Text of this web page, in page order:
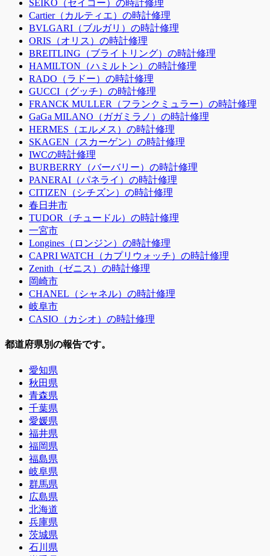
SEIKO（セイコー）の時計修理
Cartier（カルティエ）の時計修理
BVLGARI（ブルガリ）の時計修理
ORIS（オリス）の時計修理
BREITLING（ブライトリング）の時計修理
HAMILTON（ハミルトン）の時計修理
RADO（ラドー）の時計修理
GUCCI（グッチ）の時計修理
FRANCK MULLER（フランクミュラー）の時計修理
GaGa MILANO（ガガミラノ）の時計修理
HERMES（エルメス）の時計修理
SKAGEN（スカーゲン）の時計修理
IWCの時計修理
BURBERRY（バーバリー）の時計修理
PANERAI（パネライ）の時計修理
CITIZEN（シチズン）の時計修理
春日井市
TUDOR（チュードル）の時計修理
一宮市
Longines（ロンジン）の時計修理
CAPRI WATCH（カプリウォッチ）の時計修理
Zenith（ゼニス）の時計修理
岡崎市
CHANEL（シャネル）の時計修理
岐阜市
CASIO（カシオ）の時計修理
都道府県別の報告です。
愛知県
秋田県
青森県
千葉県
愛媛県
福井県
福岡県
福島県
岐阜県
群馬県
広島県
北海道
兵庫県
茨城県
石川県